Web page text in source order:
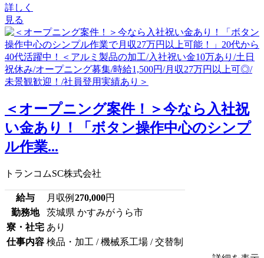
詳しく
見る
＜オープニング案件！＞今なら入社祝
い金あり！「ボタン操作中心のシンプ
ル作業...
トランコムSC株式会社
給与 月収例 270,000円
勤務地
茨城県 かすみがうら市
寮・社宅 あり
仕事内容 検品・加工 / 機械系工場 / 交替制